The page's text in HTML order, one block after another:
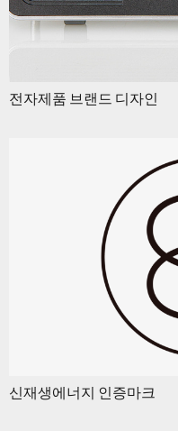
전자제품 브랜드 디자인
신재생에너지 인증마크